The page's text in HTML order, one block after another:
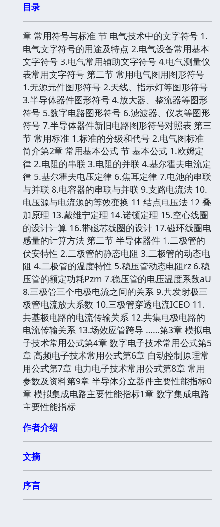
目录
章 常用符号与标准 节 电气技术中的文字符号 1.
电气文字符号的用途及特点 2.电气设备常用基本
文字符号 3.电气常用辅助文字符号 4.电气测量仪
表常用文字符号 第二节 常用电气图用图形符号
1.无源元件图形符号 2.天线、指示灯等图形符号
3.半导体器件图形符号 4.放大器、整流器等图形
符号 5.数字电路图形符号 6.滤波器、仪表等图形
符号 7.半导体器件新旧电路图形符号对照表 第三
节 常用标准 1.标准的分级和代号 2.电气图标准
简介第2章 常用基本公式 节 基本公式 1.欧姆定
律 2.电阻的串联 3.电阻的并联 4.基尔霍夫电流定
律 5.基尔霍夫电压定律 6.焦耳定律 7.电池的串联
与并联 8.电容器的串联与并联 9.支路电流法 10.
电压源与电流源的等效变换 11.结点电压法 12.叠
加原理 13.戴维宁定理 14.诺顿定理 15.空心线圈
的设计计算 16.带磁芯线圈的设计 17.磁环线圈电
感量的计算方法 第二节 半导体器件 1.二极管的
伏安特性 2.二极管的静态电阻 3.二极管的动态电
阻 4.二极管的温度特性 5.稳压管动态电阻rz 6.稳
压管的额定功耗Pzm 7.稳压管的电压温度系数aU
8.三极管三个电极电流之间的关系 9.共发射极三
极管电流放大系数 10.三极管穿透电流ICEO 11.
共基极电路的电流传输关系 12.共集电极电路的
电流传输关系 13.场效应管跨导 ……第3章 模拟电
子技术常用公式第4章 数字电子技术常用公式第5
章 高频电子技术常用公式第6章 自动控制原理常
用公式第7章 电力电子技术常用公式第8章 常用
参数及资料第9章 半导体分立器件主要性能指标0
章 模拟集成电路主要性能指标1章 数字集成电路
主要性能指标
作者介绍
文摘
序言